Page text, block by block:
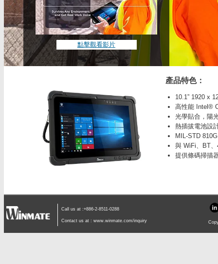
點擊觀看影片
產品特色：
10.1” 1920 x
高性能 Intel®
光學貼合，陽
熱插拔電池設
MIL-STD
與 WiFi、BT
提供條碼掃描
Call us at :+886-2-8511-0288
Contact us at : www.winmate.com/inquiry